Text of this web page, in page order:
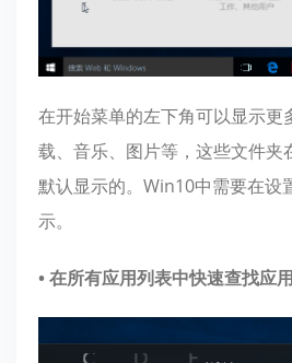
在开始菜单的左下角可以显示更
载、音乐、图片等，这些文件夹
默认显示的。Win10中需要在设
示。
• 在所有应用列表中快速查找应用